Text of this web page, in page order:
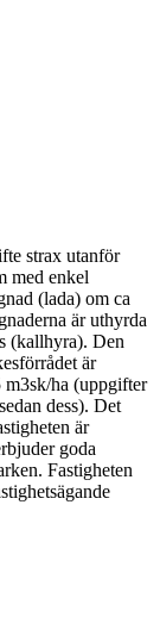
strax utanför
med enkel
(lada) om ca
är uthyrda
(kallhyra). Den
är
m3sk/ha (uppgifter
dess). Det
är
goda
Fastigheten